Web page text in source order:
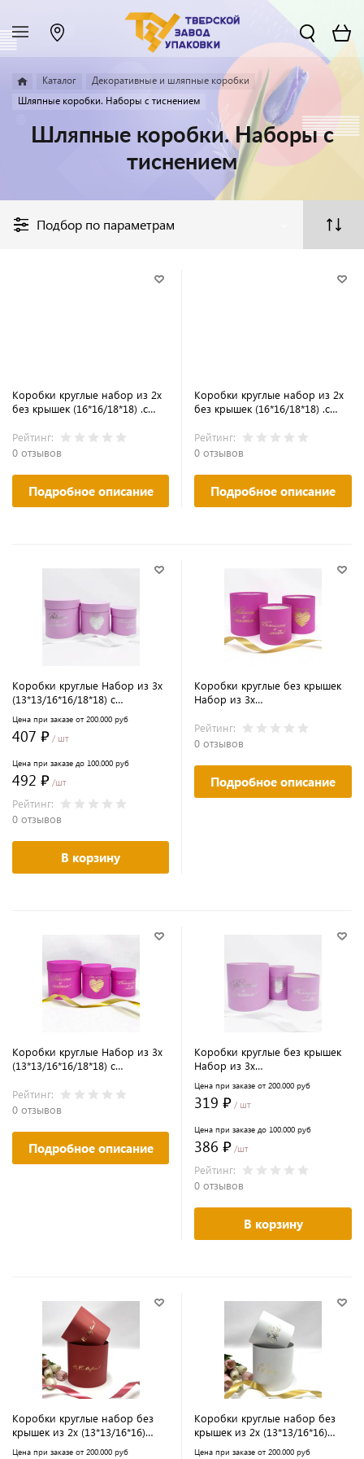
Каталог
Декоративные и шляпные коробки
Шляпные коробки. Наборы с тиснением
Шляпные коробки. Наборы с
тиснением
Подбор по параметрам
Коробки круглые набор из 2х
без крышек (16*16/18*18) .с
мама" розовый
Рейтинг:
0 отзывов
Подробное описание
Коробки круглые набор из 2х
без крышек (16*16/18*18) .с
мама" персик
Рейтинг:
0 отзывов
Подробное описание
Коробки круглые Набор из 3х
(13*13/16*16/18*18) с
розовая гвоздика
Цена при заказе от 200.000 руб
407 ₽ / шт
Цена при заказе до 100.000 руб
492 ₽ /шт
Рейтинг:
0 отзывов
В корзину
Коробки круглые без крышек
Набор из 3х
тиснением "Пожелания" яркая
фуксия
Рейтинг:
0 отзывов
Подробное описание
Коробки круглые Набор из 3х
(13*13/16*16/18*18) с
фуксия
Рейтинг:
0 отзывов
Подробное описание
Коробки круглые без крышек
Набор из 3х
тиснением "Пожелания"
розовая гвоздика
Цена при заказе от 200.000 руб
319 ₽ / шт
Цена при заказе до 100.000 руб
386 ₽ /шт
Рейтинг:
0 отзывов
В корзину
Коробки круглые набор без
крышек из 2х (13*13/16*16)
Цена при заказе от 200.000 руб
Коробки круглые набор без
крышек из 2х (13*13/16*16)
Цена при заказе от 200.000 руб